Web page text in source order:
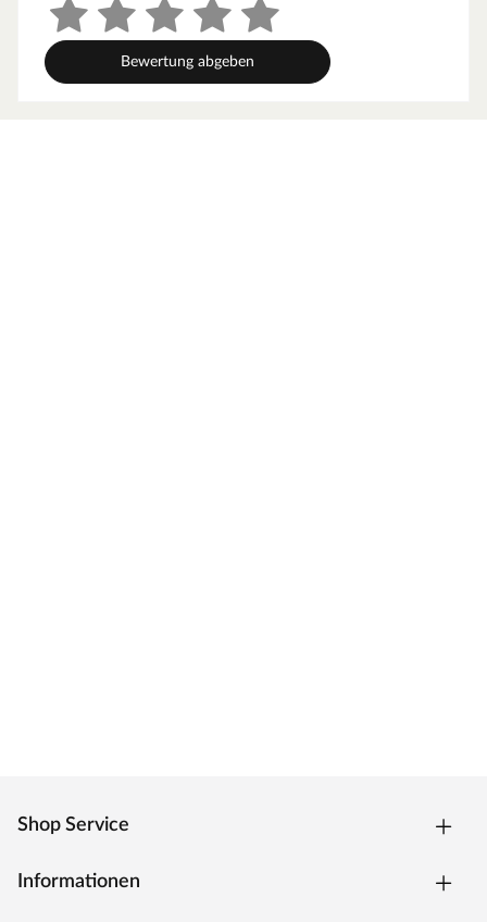
Bewertung abgeben
Shop Service
Informationen